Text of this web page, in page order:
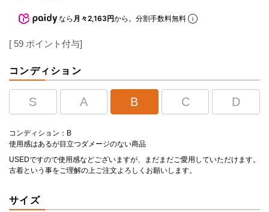
なら 月々2,163円から。分割手数料無料
[ 59 ポイント付与]
コンディション
S A B C D
コンディション：B
使用感はあるが目立つダメージのない商品
USEDですので使用感などございますが、まだまだご愛用していただけます。
古着という事をご理解の上ご注文よろしくお願いします。
サイズ